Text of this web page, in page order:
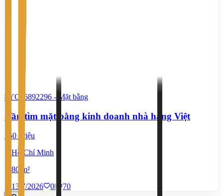
#YC26892296 - Mặt bằng
Cần tìm mặt bằng kinh doanh nhà hàng Việt
150 Triệu
Hồ Chí Minh
80 m²
13/7/2026
0| 70